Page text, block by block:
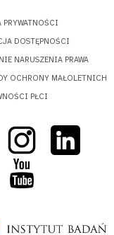
PRYWATNOŚCI
DOSTĘPNOŚCI
NARUSZENIA PRAWA
OCHRONY MAŁOLETNICH
PŁCI